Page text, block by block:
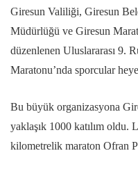
Giresun Valiliği, Giresun
Müdürlüğü ve Giresun
düzenlenen Uluslararası 9.
Maratonu’nda sporcular
Bu büyük organizasyona
yaklaşık 1000 katılım oldu.
kilometrelik maraton Ofran